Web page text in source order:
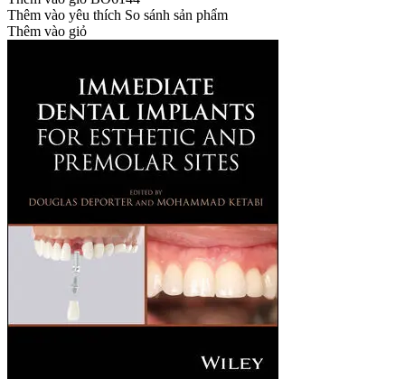
Thêm vào yêu thích So sánh sản phẩm
Thêm vào giỏ